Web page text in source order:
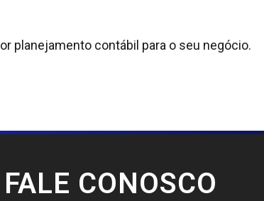
planejamento contábil para o seu negócio.
FALE CONOSCO